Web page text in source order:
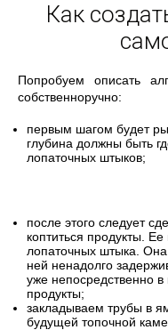
Как
Попробуем описать
собственноручно:
первым шагом будет
глубина должны быть
лопаточных штыков;
после этого следует
коптиться продукты.
лопаточных штыка.
ней ненадолго
уже непосредственно в
продукты;
закладываем трубы в
будущей топочной